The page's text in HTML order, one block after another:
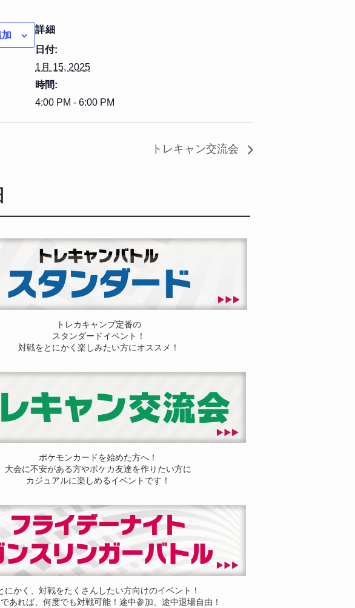
詳細
日付:
1月 15, 2025
時間:
4:00 PM - 6:00 PM
トレキャン交流会
トレカキャンプ定番の
スタンダードイベント！
対戦をとにかく楽しみたい方にオススメ！
ポケモンカードを始めた方へ！
大会に不安がある方やポケカ友達を作りたい方に
カジュアルに楽しめるイベントです！
にかく、対戦をたくさんしたい方向けのイベント！
あれば、何度でも対戦可能！途中参加、途中退場自由！